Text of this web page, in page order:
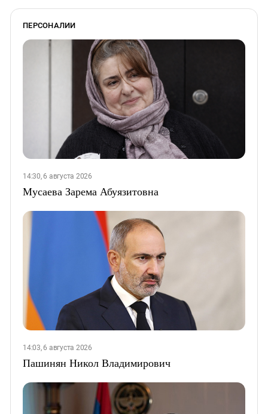
ПЕРСОНАЛИИ
14:30, 6 августа 2026
Мусаева Зарема Абуязитовна
14:03, 6 августа 2026
Пашинян Никол Владимирович